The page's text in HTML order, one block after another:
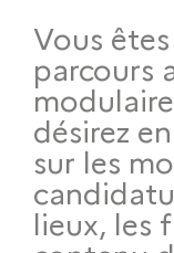
Vous
parcours
désirez
sur les
lieux, les